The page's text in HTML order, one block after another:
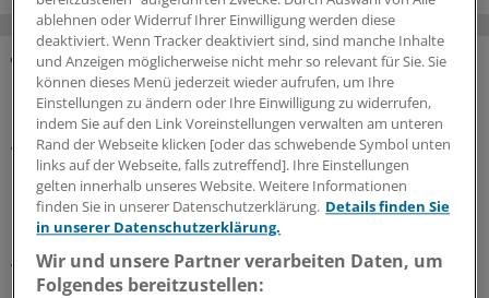
MEHR ZUM THEMA
Geldtipp-Podcast Pferdchen trifft Fuchs
Was wir aus unseren Fehlern gelernt haben
In der 62. Folge des Geldtipp-Podcasts stellt sich der
neue Fuchs, Stefan Ziermann, vor. Pferdchen und Fuchs
erinnern sich an Erfolg und Misserfolg ihrer
Anlageentscheidungen und welche Konsequenzen und
Lehren sie daraus gezogen haben.
ablehnen oder Widerruf Ihrer Einwilligung werden diese
deaktiviert. Wenn Tracker deaktiviert sind, sind manche Inhalte
und Anzeigen möglicherweise nicht mehr so relevant für Sie. Sie
können dieses Menü jederzeit wieder aufrufen, um Ihre
Einstellungen zu ändern oder Ihre Einwilligung zu widerrufen,
indem Sie auf den Link Voreinstellungen verwalten am unteren
Rand der Webseite klicken [oder das schwebende Symbol unten
links auf der Webseite, falls zutreffend]. Ihre Einstellungen
gelten innerhalb unseres Website. Weitere Informationen
finden Sie in unserer Datenschutzerklärung. Details finden Sie
in unserer Datenschutzerklärung.
Wir und unsere Partner verarbeiten Daten, um
Folgendes bereitzustellen: